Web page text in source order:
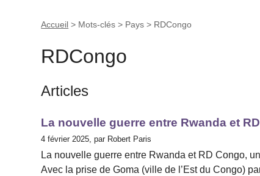
Accueil > Mots-clés > Pays > RDCongo
RDCongo
Articles
La nouvelle guerre entre Rwanda et
4 février 2025, par Robert Paris
La nouvelle guerre entre Rwanda et RD Congo,
Avec la prise de Goma (ville de l’Est du Congo)